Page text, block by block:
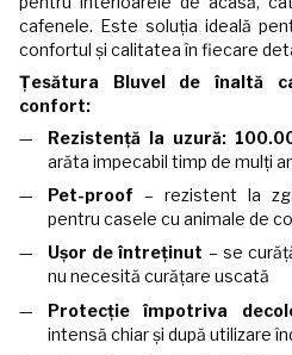
cafenele. Este soluția ideală
confortul și calitatea în fiecare
Țesătura Bluvel de înaltă
confort:
Rezistență la uzură:
arăta impecabil timp de mulți
Pet-proof – rezistent la
pentru casele cu animale de
Ușor de întreținut – se
nu necesită curățare uscată
Protecție împotriva
intensă chiar și după utilizare